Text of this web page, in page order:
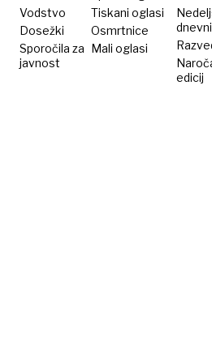
Tudi
narodi
ne bi
smeli«
Vodstvo
Dosežki
Sporočila za
javnost
Tiskani oglasi
Osmrtnice
Mali oglasi
edicij